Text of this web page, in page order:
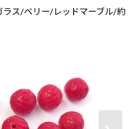
ス/ベリー/レッドマーブル/約